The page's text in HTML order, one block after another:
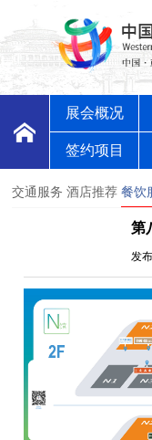
展会概况
签约项目
交通服务 酒店推荐 餐饮
第
发